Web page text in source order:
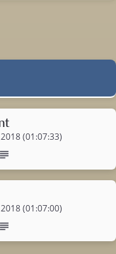
(01:07:33)
subject
(01:07:00)
subject